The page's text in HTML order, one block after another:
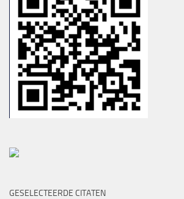
GESELECTEERDE CITATEN